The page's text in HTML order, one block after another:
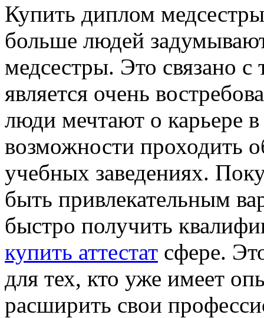
Купить диплом
больше людей
медсестры. Это связано
является очень
люди мечтают о карьере
возможности проходить
учебных заведениях.
быть привлекательным
быстро получить
купить аттестат сфере.
для тех, кто уже имеет
расширить свои